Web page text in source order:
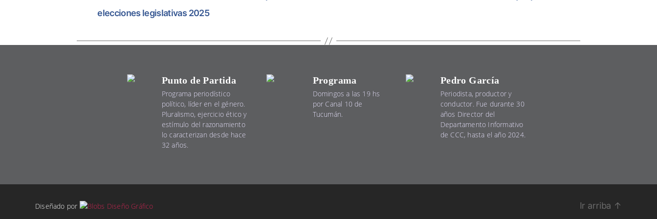
elecciones legislativas 2025
Punto de Partida
Programa periodístico
político, líder en el género.
Pluralismo, ejercicio ético y
estímulo del razonamiento
lo caracterizan desde hace
32 años.
Programa
Domingos a las 19 hs
por Canal 10 de
Tucumán.
Pedro García
Periodista, productor y
conductor. Fue durante 30
años Director del
Departamento Informativo
de CCC, hasta el año 2024.
Diseñado por Ir arriba ↑